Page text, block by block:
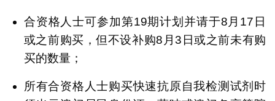
合资格人士可参加第19期计划并请于8月17日
或之前购买，但不设补购8月3日或之前未有购
买的数量；
所有合资格人士购买快速抗原自我检测试剂时